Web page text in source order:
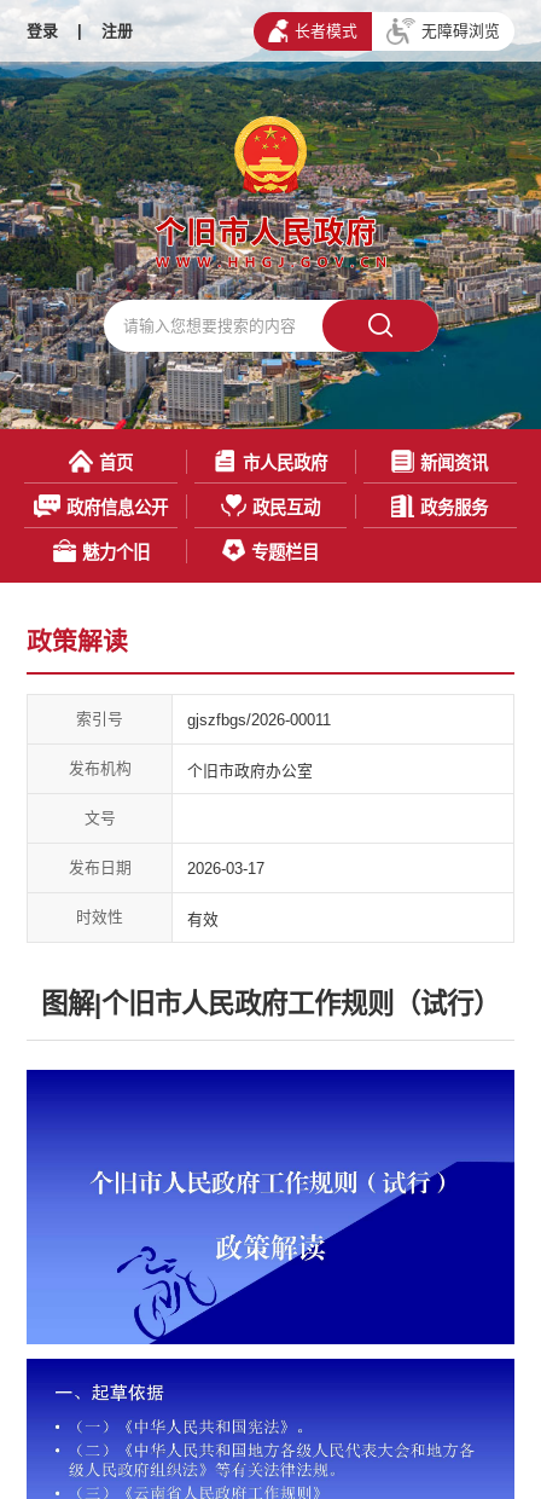
登录 | 注册 长者模式 无障碍浏览
首页 市人民政府 新闻资讯
政府信息公开 政民互动 政务服务
魅力个旧 专题栏目
政策解读
索引号 gjszfbgs/2026-00011
发布机构 个旧市政府办公室
文号
发布日期 2026-03-17
时效性 有效
图解|个旧市人民政府工作规则（试行）